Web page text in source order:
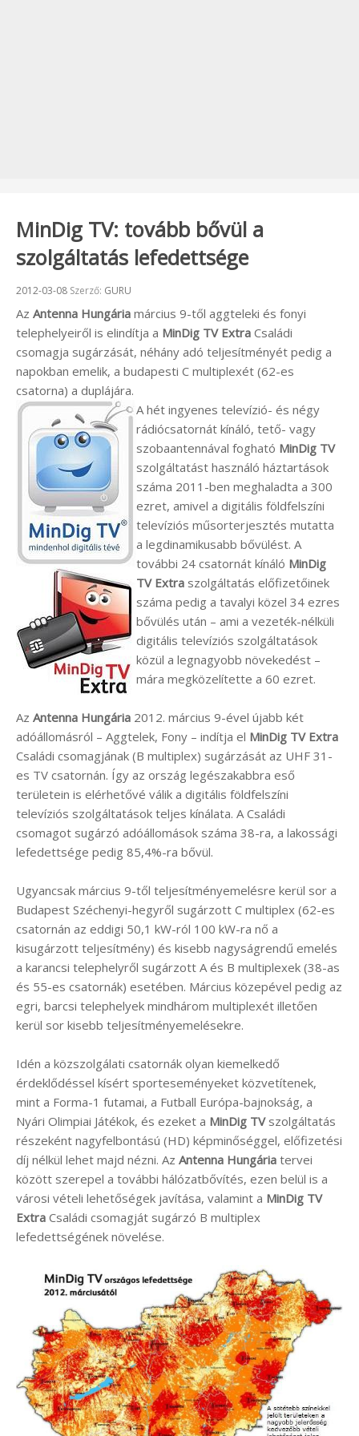
MinDig TV: tovább bővül a
szolgáltatás lefedettsége
Beküldve:
2012-03-08 Szerző: GURU
Az Antenna Hungária március 9-től aggteleki és fonyi
telephelyeiről is elindítja a MinDig TV Extra Családi
csomagja sugárzását, néhány adó teljesítményét pedig a
napokban emelik, a budapesti C multiplexét (62-es
csatorna) a duplájára.
A hét ingyenes televízió- és négy
rádiócsatornát kínáló, tető- vagy
szobaantennával fogható MinDig TV
szolgáltatást használó háztartások
száma 2011-ben meghaladta a 300
ezret, amivel a digitális földfelszíni
televíziós műsorterjesztés mutatta
a legdinamikusabb bővülést. A
további 24 csatornát kínáló MinDig
TV Extra szolgáltatás előfizetőinek
száma pedig a tavalyi közel 34 ezres
bővülés után – ami a vezeték-nélküli
digitális televíziós szolgáltatások
közül a legnagyobb növekedést –
mára megközelítette a 60 ezret.
Az Antenna Hungária 2012. március 9-ével újabb két
adóállomásról – Aggtelek, Fony – indítja el MinDig TV Extra
Családi csomagjának (B multiplex) sugárzását az UHF 31-
es TV csatornán. Így az ország legészakabbra eső
területein is elérhetővé válik a digitális földfelszíni
televíziós szolgáltatások teljes kínálata. A Családi
csomagot sugárzó adóállomások száma 38-ra, a lakossági
lefedettsége pedig 85,4%-ra bővül.
Ugyancsak március 9-től teljesítményemelésre kerül sor a
Budapest Széchenyi-hegyről sugárzott C multiplex (62-es
csatornán az eddigi 50,1 kW-ról 100 kW-ra nő a
kisugárzott teljesítmény) és kisebb nagyságrendű emelés
a karancsi telephelyről sugárzott A és B multiplexek (38-as
és 55-es csatornák) esetében. Március közepével pedig az
egri, barcsi telephelyek mindhárom multiplexét illetően
kerül sor kisebb teljesítményemelésekre.
Idén a közszolgálati csatornák olyan kiemelkedő
érdeklődéssel kísért sporteseményeket közvetítenek,
mint a Forma-1 futamai, a Futball Európa-bajnokság, a
Nyári Olimpiai Játékok, és ezeket a MinDig TVszolgáltatás
részeként nagyfelbontású (HD) képminőséggel, előfizetési
díj nélkül lehet majd nézni. Az Antenna Hungária tervei
között szerepel a további hálózatbővítés, ezen belül is a
városi vételi lehetőségek javítása, valamint a MinDig TV
Extra Családi csomagját sugárzó B multiplex
lefedettségének növelése.